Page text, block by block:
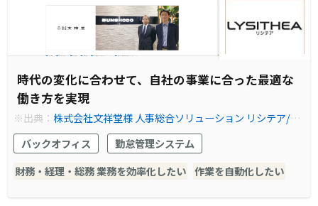
時代の変化に合わせて、自社の事業に合った最適な
働き方を実現
※出典：株式会社文祥堂様 人事総合ソリューション リシテア/就
業管理クラウドサービスの導入事例やシステム構築例を紹介｜事
例紹介｜株式会社日立ソリューションズ
バックオフィス
勤怠管理システム
財務・経理・総務 業務を効率化したい 作業を自動化したい